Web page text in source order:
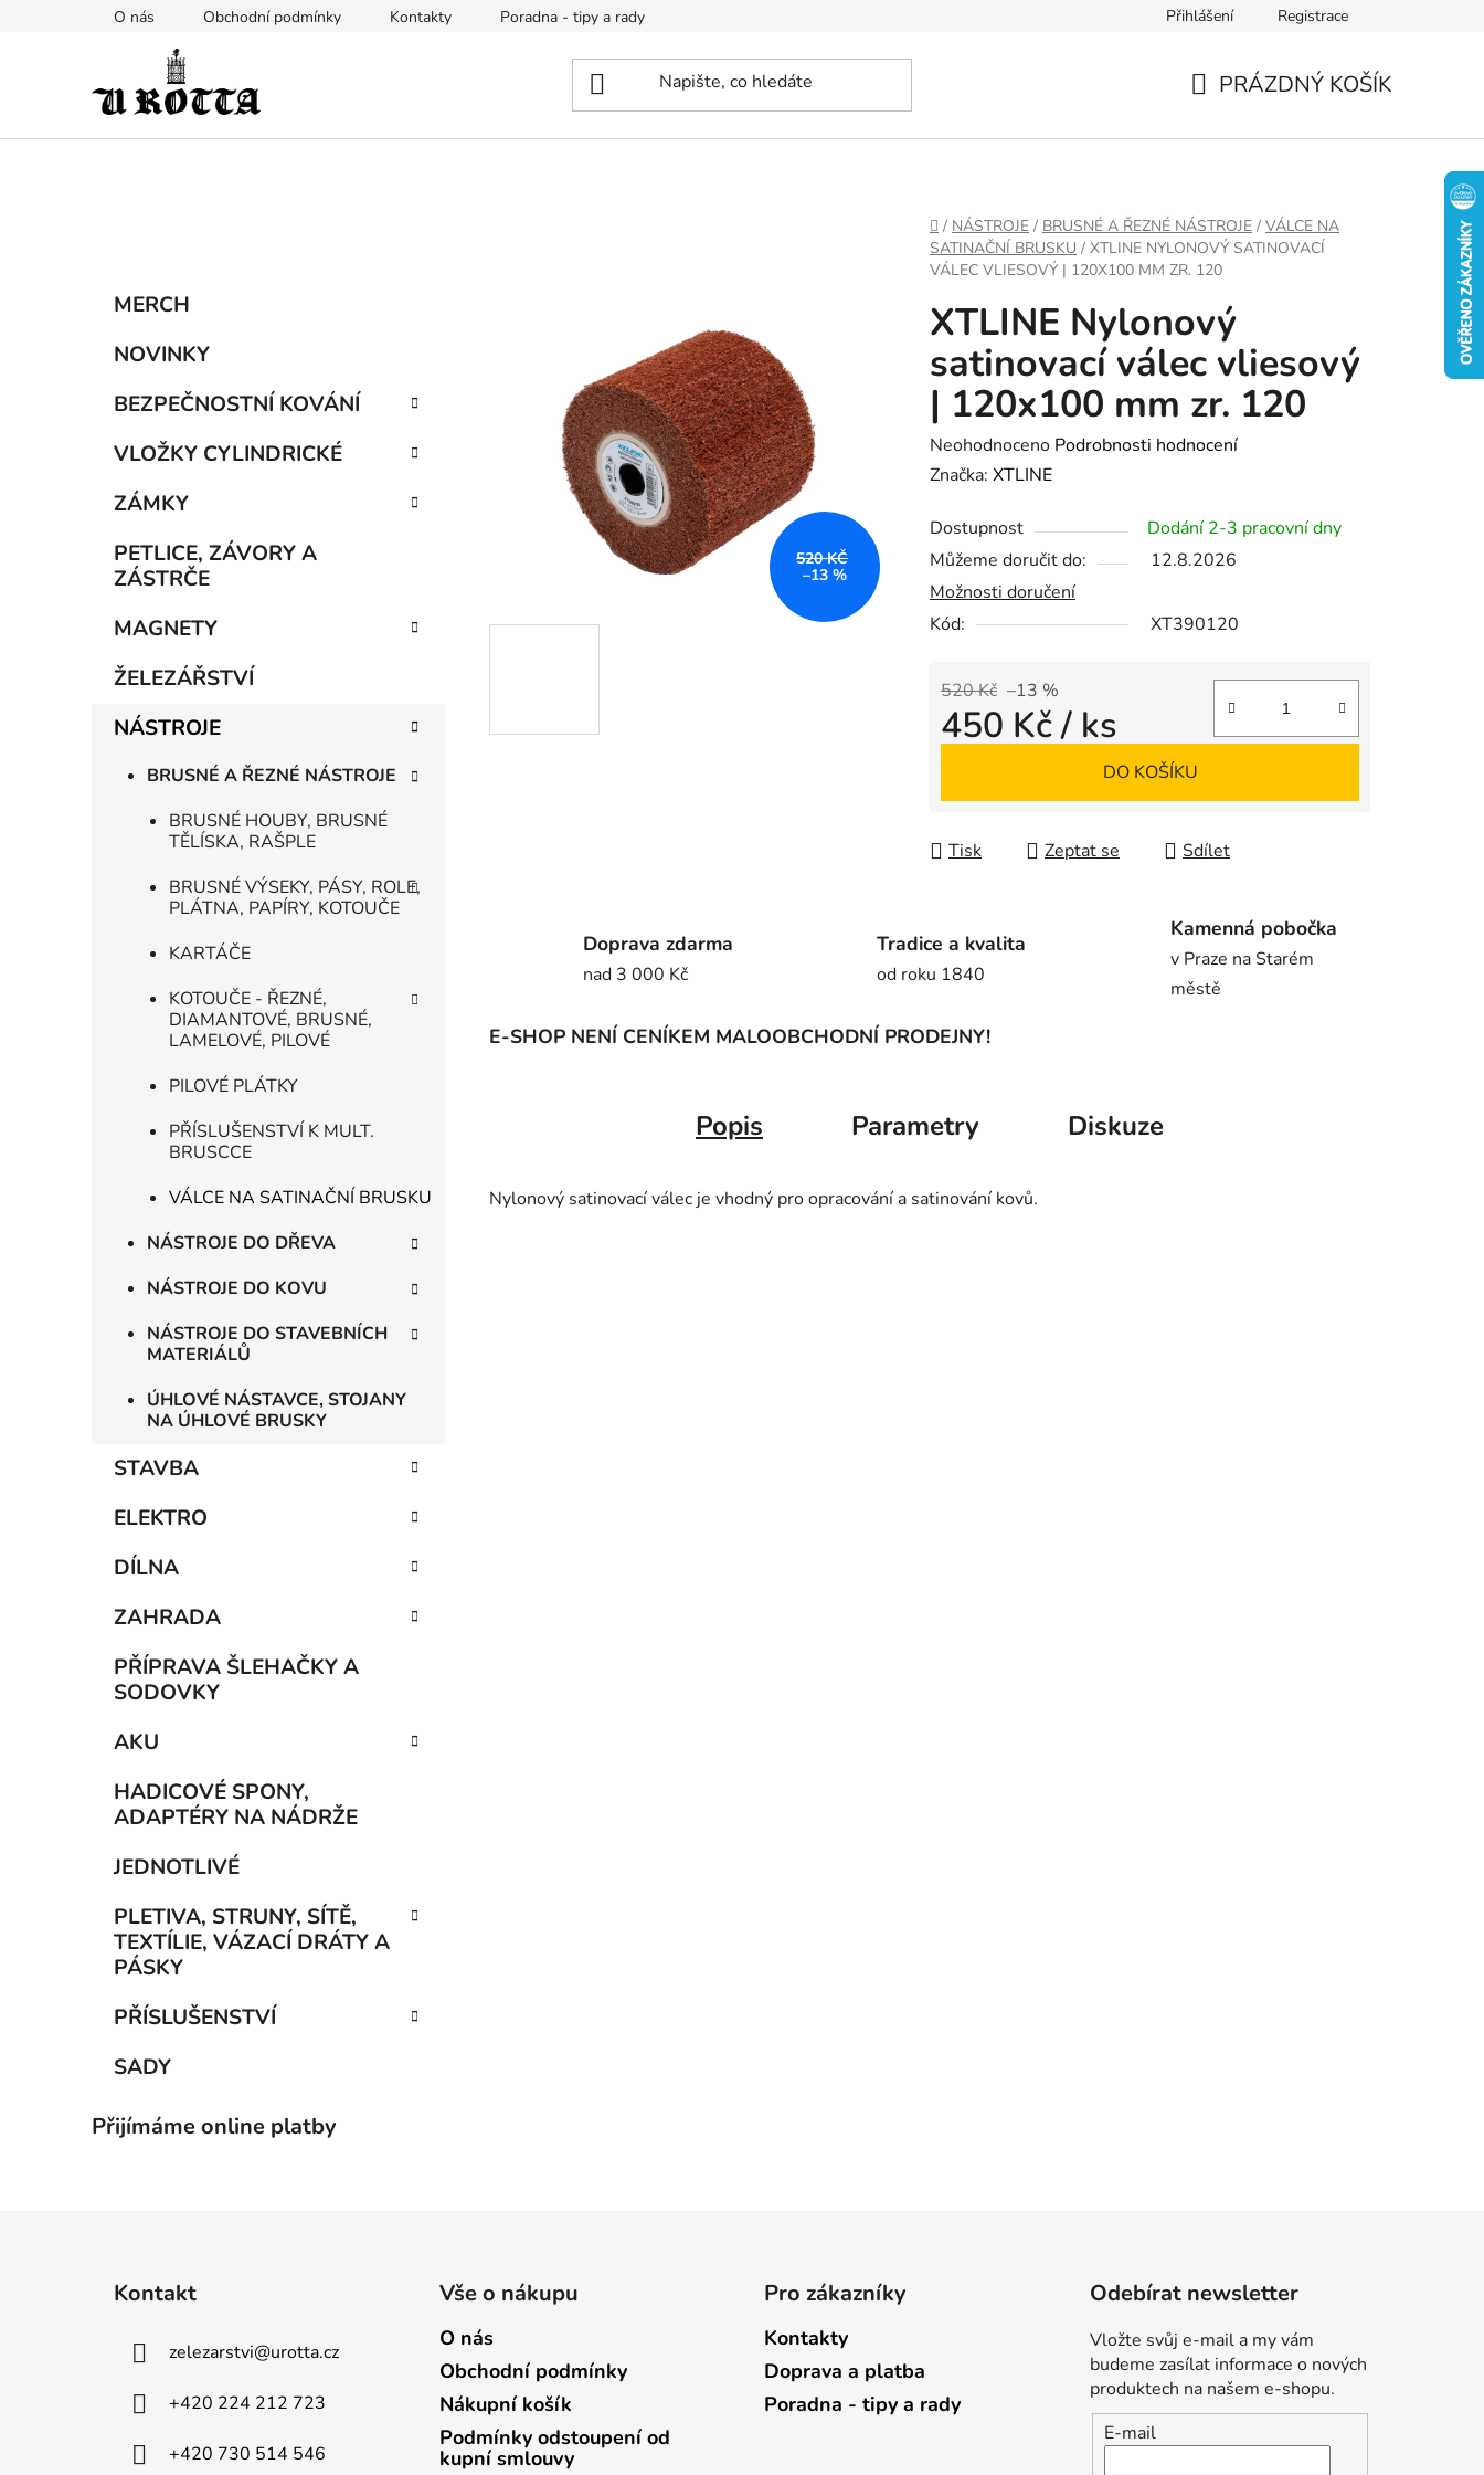
O nás Obchodní podmínky Kontakty Poradna - tipy a rady Přihlášení Registrace
PRÁZDNÝ KOŠÍK
DOMŮ
/ NÁSTROJE / BRUSNÉ A ŘEZNÉ NÁSTROJE / VÁLCE NA
SATINAČNÍ BRUSKU / XTLINE NYLONOVÝ SATINOVACÍ
VÁLEC VLIESOVÝ | 120X100 MM ZR. 120
Přeskočit
kategorie
MERCH
NOVINKY
BEZPEČNOSTNÍ KOVÁNÍ
VLOŽKY CYLINDRICKÉ
ZÁMKY
PETLICE, ZÁVORY A
ZÁSTRČE
MAGNETY
ŽELEZÁŘSTVÍ
NÁSTROJE
BRUSNÉ A ŘEZNÉ NÁSTROJE
BRUSNÉ HOUBY, BRUSNÉ
TĚLÍSKA, RAŠPLE
BRUSNÉ VÝSEKY, PÁSY, ROLE,
PLÁTNA, PAPÍRY, KOTOUČE
KARTÁČE
KOTOUČE - ŘEZNÉ,
DIAMANTOVÉ, BRUSNÉ,
LAMELOVÉ, PILOVÉ
PILOVÉ PLÁTKY
PŘÍSLUŠENSTVÍ K MULT.
BRUSCCE
VÁLCE NA SATINAČNÍ BRUSKU
NÁSTROJE DO DŘEVA
NÁSTROJE DO KOVU
NÁSTROJE DO STAVEBNÍCH
MATERIÁLŮ
ÚHLOVÉ NÁSTAVCE, STOJANY
NA ÚHLOVÉ BRUSKY
STAVBA
ELEKTRO
DÍLNA
ZAHRADA
PŘÍPRAVA ŠLEHAČKY A
SODOVKY
AKU
HADICOVÉ SPONY,
ADAPTÉRY NA NÁDRŽE
JEDNOTLIVÉ
PLETIVA, STRUNY, SÍTĚ,
TEXTÍLIE, VÁZACÍ DRÁTY A
PÁSKY
PŘÍSLUŠENSTVÍ
SADY
Přijímáme online platby
XTLINE Nylonový
satinovací válec vliesový
| 120x100 mm zr. 120
Průměrné
hodnocení
je
0,0
z
5
Neohodnoceno Podrobnosti hodnocení
Značka: XTLINE
Dostupnost
Dodání 2-3 pracovní dny
Můžeme doručit do:
12.8.2026
Možnosti doručení
Kód:
XT390120
520 Kč –13 %
450 Kč/ ks
DO KOŠÍKU
Tisk Zeptat se Sdílet
520 KČ
–13 %
Doprava zdarma
nad 3 000 Kč
Tradice a kvalita
od roku 1840
Kamenná pobočka
v Praze na Starém
městě
E-SHOP NENÍ CENÍKEM MALOOBCHODNÍ PRODEJNY!
Popis Parametry Diskuze
Nylonový satinovací válec je vhodný pro opracování a satinování kovů.
Kontakt
zelezarstvi@urotta.cz
+420 224 212 723
+420 730 514 546
Vše o nákupu
O nás
Obchodní podmínky
Nákupní košík
Podmínky odstoupení od
kupní smlouvy
Pro zákazníky
Kontakty
Doprava a platba
Poradna - tipy a rady
Odebírat newsletter
Vložte svůj e-mail a my vám
budeme zasílat informace o nových
produktech na našem e-shopu.
E-mail